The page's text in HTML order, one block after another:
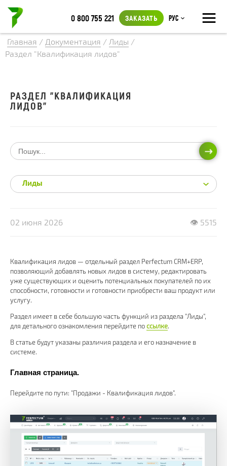
≡
0 800 755 221 ЗАКАЗАТЬ Рус
Главная / Документация / Лиды /
Раздел "Квалификация лидов"
02 июня 2026 👁 5515
Квалификация лидов — отдельный раздел Perfectum CRM+ERP,
позволяющий добавлять новых лидов в систему, редактировать
уже существующих и оценить потенциальных покупателей по их
способности, готовности и готовности приобрести ваш продукт или
услугу.
Раздел имеет в себе большую часть функций из раздела "Лиды",
для детального ознакомления перейдите поссылке.
В статье будут указаны различия раздела и его назначение в
системе.
Главная страница.
Перейдите по пути: "Продажи - Квалификация лидов".
РАЗДЕЛ "КВАЛИФИКАЦИЯ
ЛИДОВ"
Лиды